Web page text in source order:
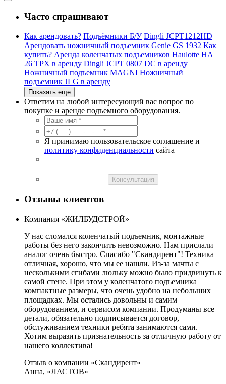
Часто спрашивают
Как арендовать? Подъёмники Б/У Dingli JCPT1212HD
Арендовать ножничный подъемник Genie GS 1932 Как
купить? Аренда коленчатых подъемников Haulotte HA
26 TPX в аренду Dingli JCPT 0807 DC в аренду
Ножничный подъемник MAGNI Ножничный
подъемник JLG в аренду
Показать еще
Ответим на любой интересующий вас вопрос по
покупке и аренде подъемного оборудования.
Я принимаю пользовательское соглашение и
политику конфиденциальности сайта
Консультация
Отзывы клиентов
Компания «ЖИЛБУДСТРОЙ»
У нас сломался коленчатый подъемник, монтажные
работы без него закончить невозможно. Нам прислали
аналог очень быстро. Спасибо "Скандирент"! Техника
отличная, хорошо, что мы ее нашли. Из-за мачты с
несколькими сгибами люльку можно было придвинуть к
самой стене. При этом у коленчатого подъемника
компактные размеры, что очень удобно на небольших
площадках. Мы остались довольны и самим
оборудованием, и сервисом компании. Продуманы все
детали, обязательно подписывается договор,
обслуживанием техники ребята занимаются сами.
Хотим выразить признательность за отличную работу от
нашего коллектива!
Отзыв о компании «Скандирент»
Анна, «ЛАСТОВ»